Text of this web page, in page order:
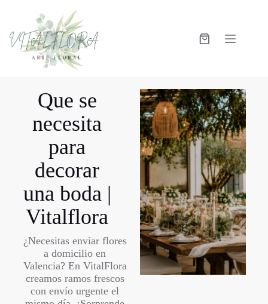
Que se
necesita
para
decorar
una boda |
Vitalflora
¿Necesitas enviar flores
a domicilio en
Valencia? En VitalFlora
creamos ramos frescos
con envío urgente el